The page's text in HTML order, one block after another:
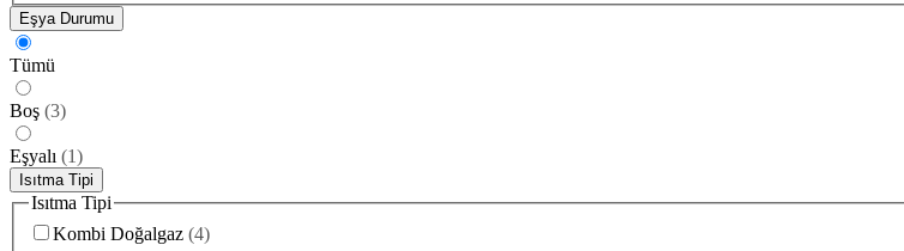
Eşya Durumu
Tümü
Boş (3)
Eşyalı (1)
Isıtma Tipi
Isıtma Tipi
Kombi Doğalgaz (4)